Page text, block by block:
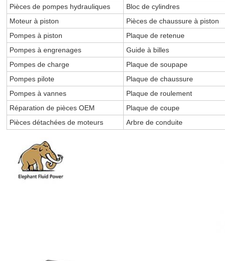
Pièces de pompes hydrauliques
Bloc de cylindres
Moteur à piston
Pièces de chaussure à piston
Pompes à piston
Plaque de retenue
Pompes à engrenages
Guide à billes
Pompes de charge
Plaque de soupape
Pompes pilote
Plaque de chaussure
Pompes à vannes
Plaque de roulement
Réparation de pièces OEM
Plaque de coupe
Pièces détachées de moteurs
Arbre de conduite